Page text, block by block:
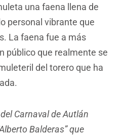
una faena llena de
personal vibrante que
La faena fue a más
público que realmente se
del torero que ha
Carnaval de Autlán
Balderas” que